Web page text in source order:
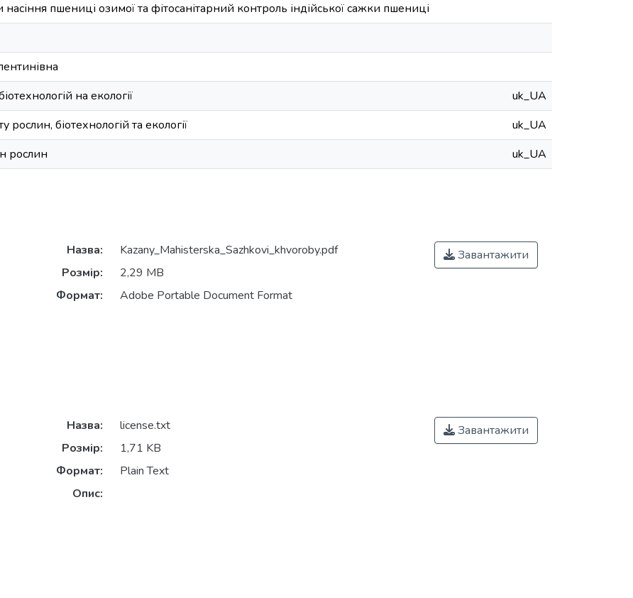
пшениці озимої та фітосанітарний контроль індійської сажки пшениці
на екології
uk_UA
рослин, біотехнологій та екології
uk_UA
рослин uk_UA
Назва:
Kazany_Мahisterska_Sazhkovi_khvoroby.pdf
Розмір:
2,29 MB
Формат:
Adobe Portable Document Format
Завантажити
Назва:
license.txt
Розмір:
1,71 KB
Формат:
Plain Text
Опис:
Завантажити